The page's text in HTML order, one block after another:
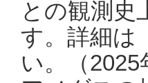
との観測史
す。詳細は
い。（2025